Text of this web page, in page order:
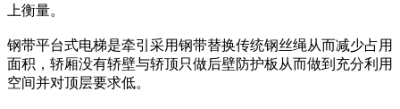
上衡量。
钢带平台式电梯是牵引采用钢带替换传统钢丝绳从而减少占用
面积，轿厢没有轿壁与轿顶只做后壁防护板从而做到充分利用
空间并对顶层要求低。